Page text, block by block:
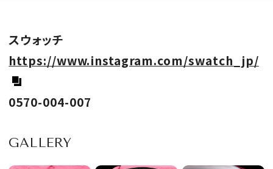
スウォッチ
https://www.instagram.com/swatch_jp/
0570-004-007
GALLERY